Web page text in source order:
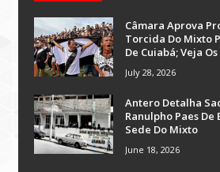
Câmara Aprova
Torcida Do Mixto
De Cuiabá; Veja
July 28, 2026
Antero Detalha
Ranulpho Paes
Sede Do Mixto
June 18, 2026